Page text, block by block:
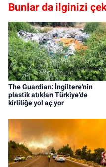
Bunlar da ilginizi
The Guardian: İngiltere'nin
plastik atıkları Türkiye'de
kirliliğe yol açıyor